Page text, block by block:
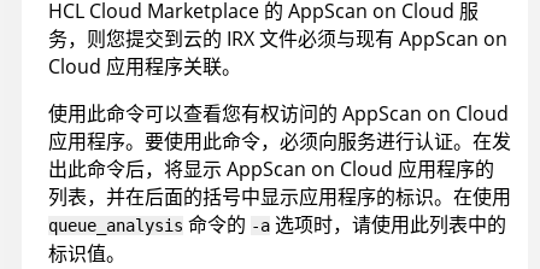
HCL Cloud Marketplace 的 AppScan on Cloud 服
务，则您提交到云的 IRX文件必须与现有 AppScan on
Cloud 应用程序关联。
使用此命令可以查看您有权访问的 AppScan on Cloud
应用程序。要使用此命令，必须向服务进行认证。在发
出此命令后，将显示 AppScan on Cloud 应用程序的
列表，并在后面的括号中显示应用程序的标识。在使用
queue_analysis 命令的 -a 选项时，请使用此列表中的
标识值。